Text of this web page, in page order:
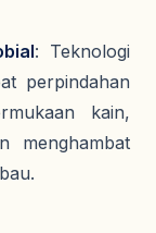
: Teknologi
perpindahan
kain,
menghambat